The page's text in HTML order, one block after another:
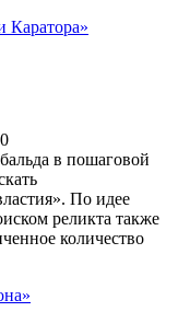
в пошаговой
По идее
реликта также
количество